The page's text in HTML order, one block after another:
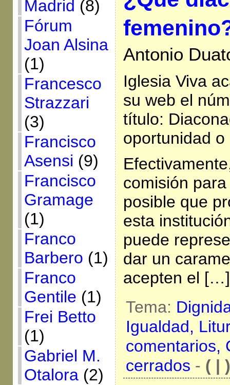
Madrid (8)
Fórum
Joan Alsina
(1)
Francesco
Strazzari
(3)
Francisco
Asensi (9)
Francisco
Gramage
(1)
Franco
Barbero (1)
Franco
Gentile (1)
Frei Betto
(1)
Gabriel M.
Otalora(2)
Antonio
Iglesia Viva
su web el
título:
oportunidad o
comisión
posible que
esta
puede
dar un
acepten el […]
Tema:
Igualdad,
comentarios,
cerrados - ( | )